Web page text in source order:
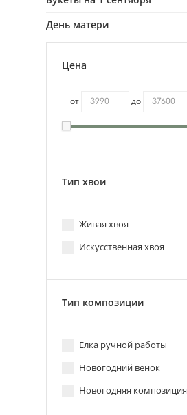
День матери
Цена
от до
Тип хвои
Живая хвоя
Искусственная хвоя
Тип композиции
Ёлка ручной работы
Новогодний венок
Новогодняя композиция